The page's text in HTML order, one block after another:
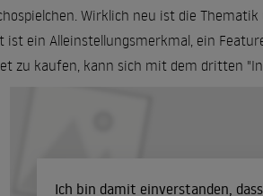
Wirklich neu ist die
ist ein Alleinstellungsmerkmal, ein
zu kaufen, kann sich mit dem dritten
Ich bin damit einverstanden,